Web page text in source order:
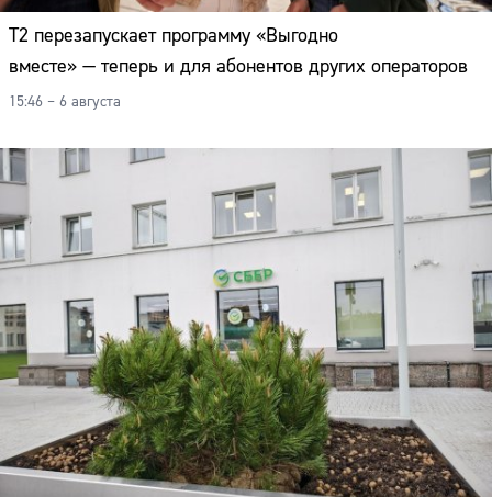
Т2 перезапускает программу «Выгодно
вместе» — теперь и для абонентов других операторов
15:46 – 6 августа